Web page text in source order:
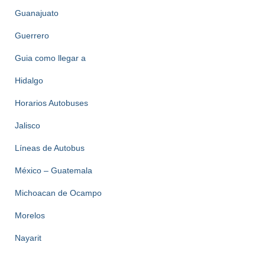
Guanajuato
Guerrero
Guia como llegar a
Hidalgo
Horarios Autobuses
Jalisco
Líneas de Autobus
México – Guatemala
Michoacan de Ocampo
Morelos
Nayarit